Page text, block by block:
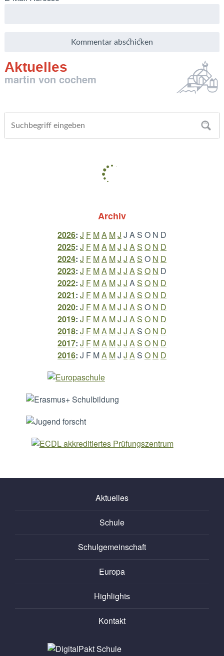
Aktuelles
martin von cochem
Archiv
2026: J F MA MJ J AS O N D
2025: J F MA MJ J AS O N D
2024: J F MA MJ J AS O N D
2023: J F MA MJ J AS O N D
2022: J F MA MJ J AS O N D
2021: J F MA MJ J AS O N D
2020: J F MA MJ J AS O N D
2019: J F MA MJ J AS O N D
2018: J F MA MJ J AS O N D
2017: J F MA MJ J AS O N D
2016: J F MA MJ J AS O N D
Aktuelles
Schule
Schulgemeinschaft
Europa
Highlights
Kontakt